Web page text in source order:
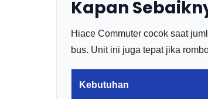
Kapan
Hiace Commuter cocok saat
bus. Unit ini juga tepat jika
Kebutuhan